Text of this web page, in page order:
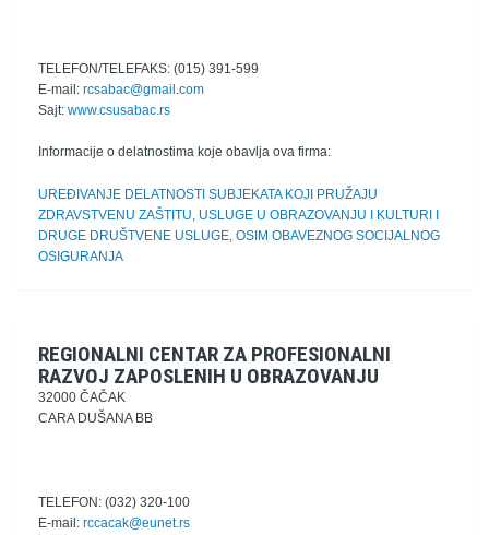
TELEFON/TELEFAKS: (015) 391-599
E-mail: rcsabac@gmail.com
Sajt: www.csusabac.rs
Informacije o delatnostima koje obavlja ova firma:
UREĐIVANJE DELATNOSTI SUBJEKATA KOJI PRUŽAJU
ZDRAVSTVENU ZAŠTITU, USLUGE U OBRAZOVANJU I KULTURI I
DRUGE DRUŠTVENE USLUGE, OSIM OBAVEZNOG SOCIJALNOG
OSIGURANJA
REGIONALNI CENTAR ZA PROFESIONALNI
RAZVOJ ZAPOSLENIH U OBRAZOVANJU
32000 ČAČAK
CARA DUŠANA BB
TELEFON: (032) 320-100
E-mail: rccacak@eunet.rs